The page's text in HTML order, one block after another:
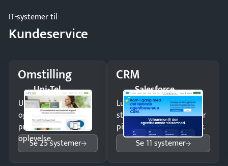
IT-systemer til
Kundeservice
Omstilling
Uni-Tel
Undgå tabte opkald
og giv kunderne en
professionel
oplevelse.
Se 25 systemer
CRM
Salesforce
Luk flere salg med et
struktureret overblik over
pipeline og opfølgninger.
Se 11 systemer